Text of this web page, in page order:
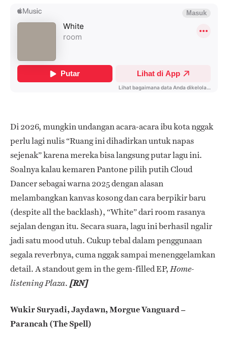
Di 2026, mungkin undangan acara-acara ibu kota nggak
perlu lagi nulis “Ruang ini dihadirkan untuk napas
sejenak” karena mereka bisa langsung putar lagu ini.
Soalnya kalau kemaren Pantone pilih putih Cloud
Dancer sebagai warna 2025 dengan alasan
melambangkan kanvas kosong dan cara berpikir baru
(despite all the backlash), “White” dari room rasanya
sejalan dengan itu. Secara suara, lagu ini berhasil ngalir
jadi satu mood utuh. Cukup tebal dalam penggunaan
segala reverbnya, cuma nggak sampai menenggelamkan
detail.A standout gem in the gem-filled EP,Home-
listening Plaza. [RN]
Wukir Suryadi, Jaydawn, Morgue Vanguard –
Parancah (The Spell)